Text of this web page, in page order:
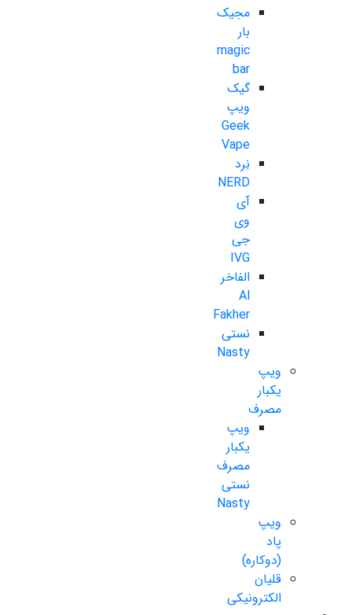
مجیک
بار
magic
bar
گیک
ویپ
Geek
Vape
نِرد
NERD
آی
وی
جی
IVG
الفاخر
Al
Fakher
نستی
Nasty
ویپ
یکبار
مصرف
ویپ
یکبار
مصرف
نستی
Nasty
ویپ
پاد
(دوکاره)
قلیان
الکترونیکی